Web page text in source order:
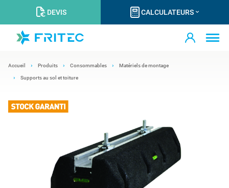
DEVIS CALCULATEURS
Accueil Produits Consommables Matériels de montage
Supports au sol et toiture